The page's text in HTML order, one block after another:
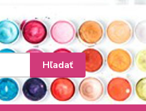
Hľadať